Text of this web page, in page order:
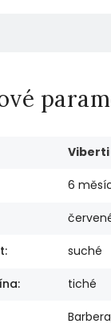
Viberti
6
: suché
: tiché